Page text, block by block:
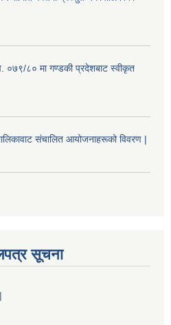
०७९/८० मा गण्डकी प्रदेशबाट स्वीकृत
संचालित आयोजनाहरूको विवरण |
सूचना